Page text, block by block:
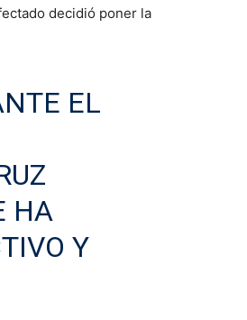
decidió poner la
EL
HA
Y